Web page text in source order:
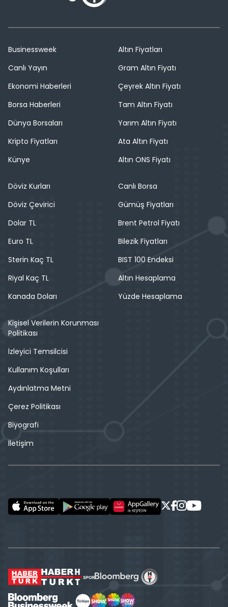
Businessweek
Canlı Yayın
Ekonomi Haberleri
Borsa Haberleri
Dünya Borsaları
Kripto Fiyatları
Künye
Altın Fiyatları
Gram Altın Fiyatı
Çeyrek Altın Fiyatı
Tam Altın Fiyatı
Yarım Altın Fiyatı
Ata Altın Fiyatı
Altın ONS Fiyatı
Döviz Kurları
Döviz Çevirici
Dolar TL
Euro TL
Sterin Kaç TL
Riyal Kaç TL
Kanada Doları
Canlı Borsa
Gümüş Fiyatları
Brent Petrol Fiyatı
Bilezik Fiyatları
BIST 100 Endeksi
Altın Hesaplama
Yüzde Hesaplama
Kişisel Verilerin Korunması
Politikası
İzleyici Temsilcisi
Kullanım Koşulları
Aydınlatma Metni
Çerez Politikası
Biyografi
İletişim